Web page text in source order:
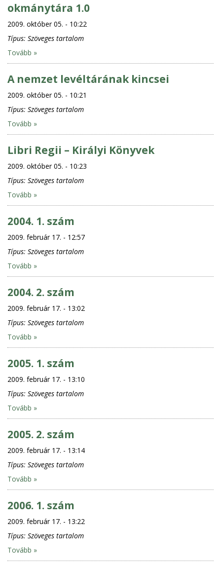
okmánytára 1.0
2009. október 05. - 10:22
Típus: Szöveges tartalom
Tovább »
A nemzet levéltárának kincsei
2009. október 05. - 10:21
Típus: Szöveges tartalom
Tovább »
Libri Regii – Királyi Könyvek
2009. október 05. - 10:23
Típus: Szöveges tartalom
Tovább »
2004. 1. szám
2009. február 17. - 12:57
Típus: Szöveges tartalom
Tovább »
2004. 2. szám
2009. február 17. - 13:02
Típus: Szöveges tartalom
Tovább »
2005. 1. szám
2009. február 17. - 13:10
Típus: Szöveges tartalom
Tovább »
2005. 2. szám
2009. február 17. - 13:14
Típus: Szöveges tartalom
Tovább »
2006. 1. szám
2009. február 17. - 13:22
Típus: Szöveges tartalom
Tovább »